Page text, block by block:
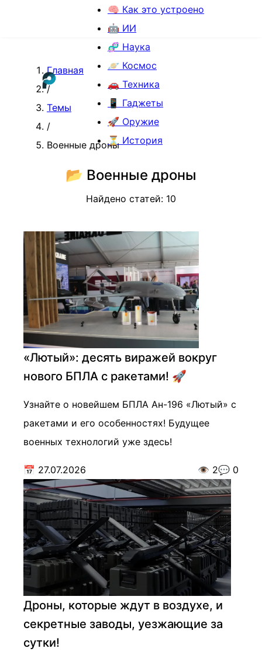
🧠 Как это устроено
🤖 ИИ
🧬 Наука
🪐 Космос
🚗 Техника
📱 Гаджеты
🚀 Оружие
⏳ История
Главная
/
Темы
/
Военные дроны
📂 Военные дроны
Найдено статей: 10
«Лютый»: десять виражей вокруг
нового БПЛА с ракетами! 🚀
Узнайте о новейшем БПЛА Ан-196 «Лютый» с
ракетами и его особенностях! Будущее
военных технологий уже здесь!
📅 27.07.2026 👁️ 2💬 0
Дроны, которые ждут в воздухе, и
секретные заводы, уезжающие за
сутки!